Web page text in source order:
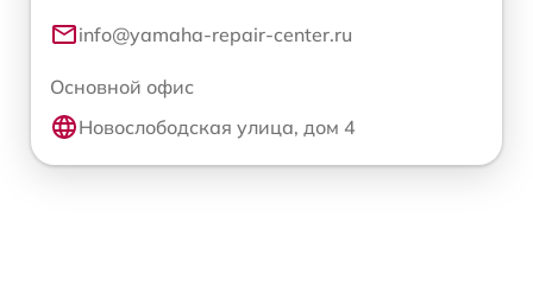
info@yamaha-repair-center.ru
Основной офис
Новослободская улица, дом 4